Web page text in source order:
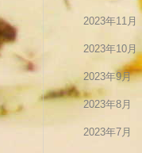
2023年11月
2023年10月
2023年9月
2023年8月
2023年7月